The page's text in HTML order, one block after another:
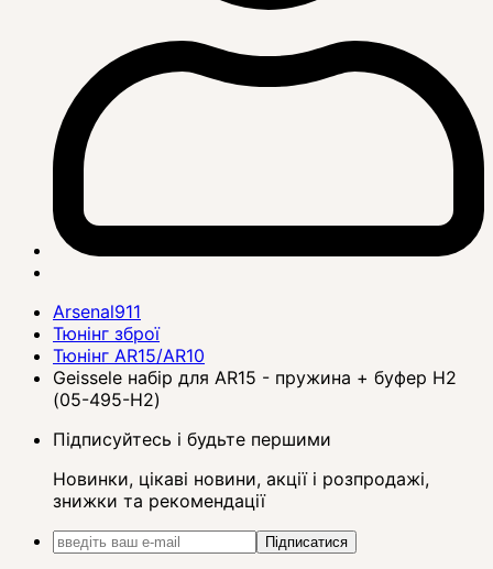
Arsenal911
Тюнінг зброї
Тюнінг AR15/AR10
Geissele набір для AR15 - пружина + буфер Н2
(05-495-H2)
Підписуйтесь і будьте першими
Новинки, цікаві новини, акції і розпродажі,
знижки та рекомендації
Підписатися